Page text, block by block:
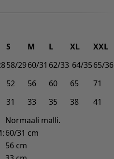
S M L XL
XXL
58/2960/31 62/33 64/3565/36
52 56 60 65
71
31 33 35 38
41
Normaali malli.
60/31 cm
56 cm